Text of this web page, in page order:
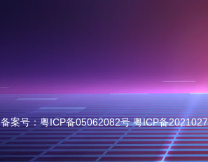
备案号：粤ICP备05062082号 粤ICP备